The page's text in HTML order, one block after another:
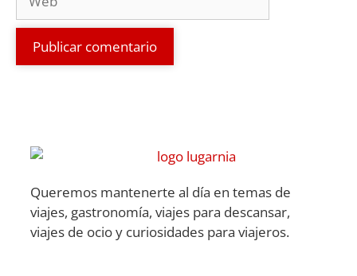
Queremos mantenerte al día en temas de
viajes, gastronomía, viajes para descansar,
viajes de ocio y curiosidades para viajeros.